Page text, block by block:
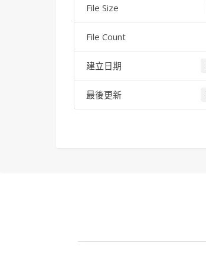
File Size
File Count
建立日期
最後更新